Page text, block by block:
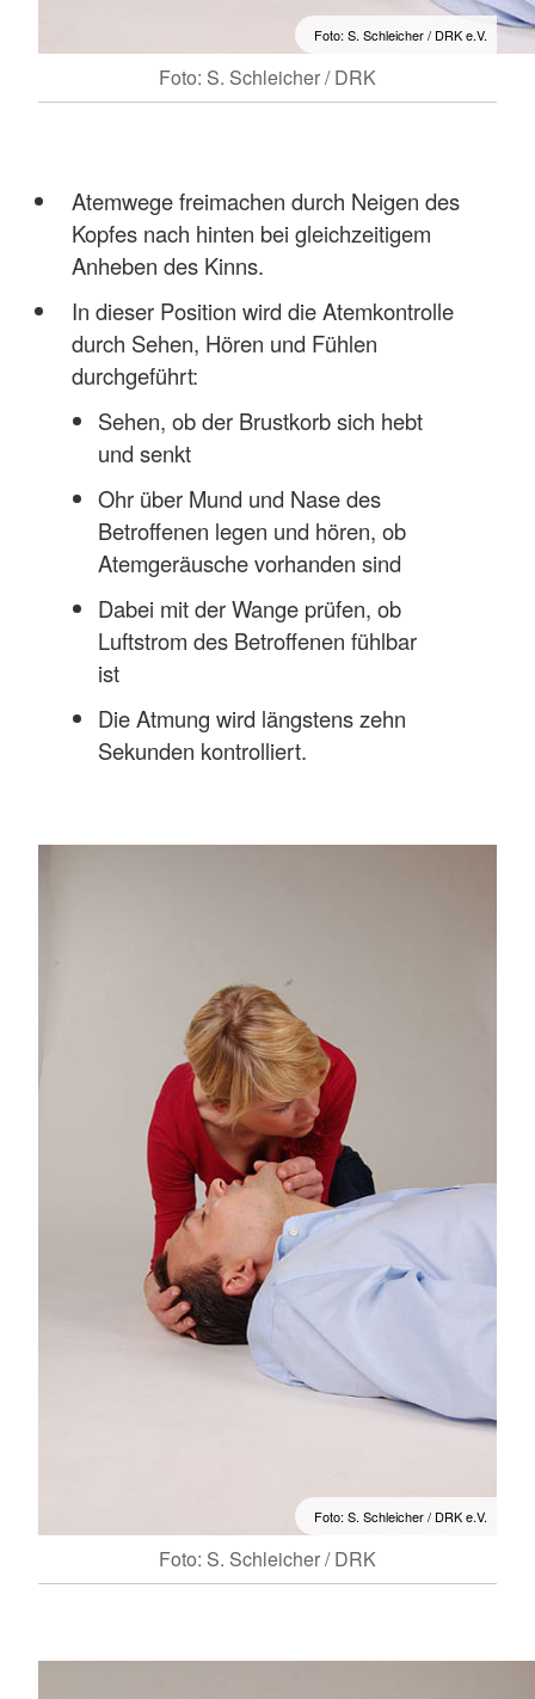
Foto: S. Schleicher / DRK e.V.
Foto: S. Schleicher / DRK
Atemwege freimachen durch Neigen des
Kopfes nach hinten bei gleichzeitigem
Anheben des Kinns.
In dieser Position wird die Atemkontrolle
durch Sehen, Hören und Fühlen
durchgeführt:
Sehen, ob der Brustkorb sich hebt
und senkt
Ohr über Mund und Nase des
Betroffenen legen und hören, ob
Atemgeräusche vorhanden sind
Dabei mit der Wange prüfen, ob
Luftstrom des Betroffenen fühlbar
ist
Die Atmung wird längstens zehn
Sekunden kontrolliert.
Foto: S. Schleicher / DRK e.V.
Foto: S. Schleicher / DRK